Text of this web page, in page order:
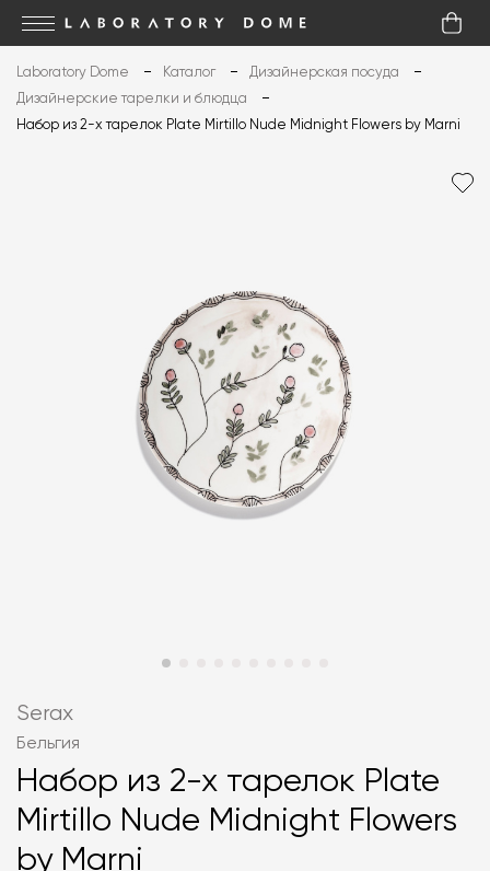
Laboratory Dome Каталог
Дизайнерская посуда
Дизайнерские тарелки и блюдца
Набор из 2-х тарелок Plate Mirtillo Nude Midnight Flowers by Marni
Serax
Бельгия
Набор из 2-х тарелок Plate
Mirtillo Nude Midnight Flowers
by Marni